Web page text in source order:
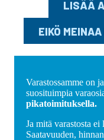
Varastossamme on
suosituimpia
pikatoimituksella.
Ja mitä varastosta ei
Saatavuuden,
LISÄÄ
EIKÖ